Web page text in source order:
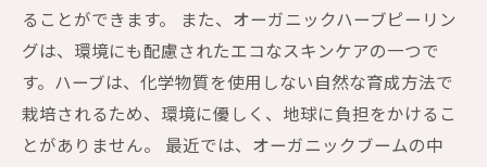
ることができます。 また、オーガニックハーブピーリン
グは、環境にも配慮されたエコなスキンケアの一つで
す。ハーブは、化学物質を使用しない自然な育成方法で
栽培されるため、環境に優しく、地球に負担をかけるこ
とがありません。 最近では、オーガニックブームの中